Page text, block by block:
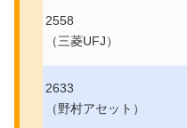
2558
（三菱UFJ）
2633
（野村アセット）